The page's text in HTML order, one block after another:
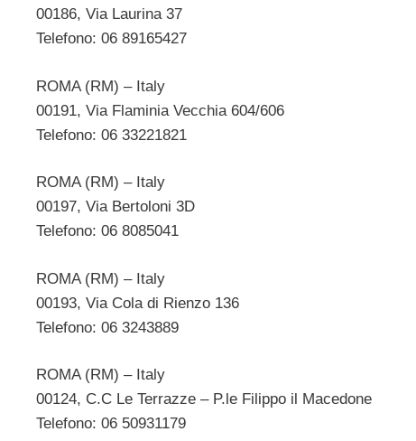
00186, Via Laurina 37
Telefono: 06 89165427
ROMA (RM) – Italy
00191, Via Flaminia Vecchia 604/606
Telefono: 06 33221821
ROMA (RM) – Italy
00197, Via Bertoloni 3D
Telefono: 06 8085041
ROMA (RM) – Italy
00193, Via Cola di Rienzo 136
Telefono: 06 3243889
ROMA (RM) – Italy
00124, C.C Le Terrazze – P.le Filippo il Macedone
Telefono: 06 50931179